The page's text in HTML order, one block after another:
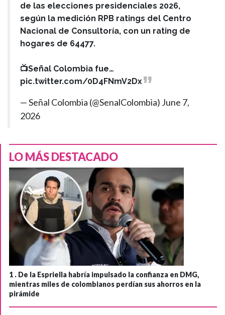
de las elecciones presidenciales 2026,
según la medición RPB ratings del Centro
Nacional de Consultoría, con un rating de
hogares de 64477.
📺Señal Colombia fue…
pic.twitter.com/0D4FNmV2Dx
— Señal Colombia (@SenalColombia) June 7,
2026
LO MÁS DESTACADO
1 . De la Espriella habría impulsado la confianza en DMG,
mientras miles de colombianos perdían sus ahorros en la
pirámide